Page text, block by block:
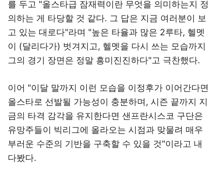
를 두고 "올스타급 잠재력이란 무엇을 의미하는지 정
의하는 게 타당할 것 같다. 그 답은 지금 여러분이 보
고 있는 대로다"라며 "높은 타율과 많은 2루타, 헬멧
이 (달리다가) 벗겨지고, 헬멧을 다시 쓰는 모습까지
그의 경기 장면은 정말 흥미진진하다"고 극찬했다.
이어 "이달 말까지 이런 모습을 이정후가 이어간다면
올스타로 선발될 가능성이 충분하며, 시즌 끝까지 지
금의 타격 감각을 유지한다면 샌프란시스코 구단은
유망주들이 빅리그에 올라오는 시점과 맞물려 매우
부러운 수준의 기반을 구축할 수 있을 것"이라고 내
다봤다.